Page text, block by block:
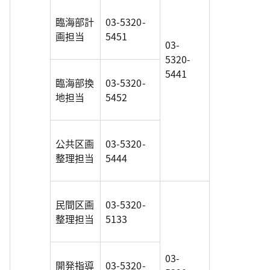
03-
5320-
5441
臨海部計
画担当
03-5320-
5451
臨海部換
地担当
03-5320-
5452
公共区画
整理担当
03-5320-
5444
民間区画
整理担当
03-5320-
5133
03-
開発指導 03-5320-